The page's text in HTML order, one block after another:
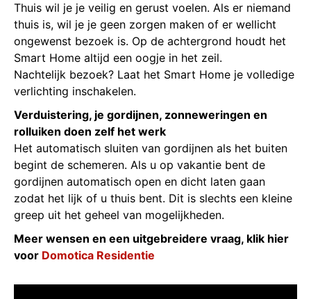
Thuis wil je je veilig en gerust voelen. Als er niemand
thuis is, wil je je geen zorgen maken of er wellicht
ongewenst bezoek is. Op de achtergrond houdt het
Smart Home altijd een oogje in het zeil.
Nachtelijk bezoek? Laat het Smart Home je volledige
verlichting inschakelen.
Verduistering, je gordijnen, zonneweringen en
rolluiken doen zelf het werk
Het automatisch sluiten van gordijnen als het buiten
begint de schemeren. Als u op vakantie bent de
gordijnen automatisch open en dicht laten gaan
zodat het lijk of u thuis bent. Dit is slechts een kleine
greep uit het geheel van mogelijkheden.
Meer wensen en een uitgebreidere vraag, klik hier
voor Domotica Residentie